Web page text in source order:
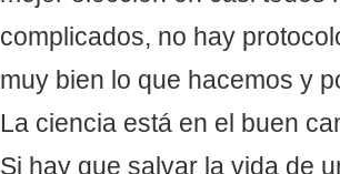
complicados, no hay
muy bien lo que hacemos y
La ciencia está en el buen
Si hay que salvar la vida de